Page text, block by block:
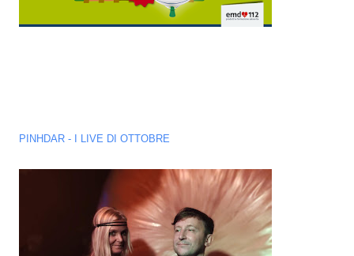
PINHDAR - I LIVE DI OTTOBRE